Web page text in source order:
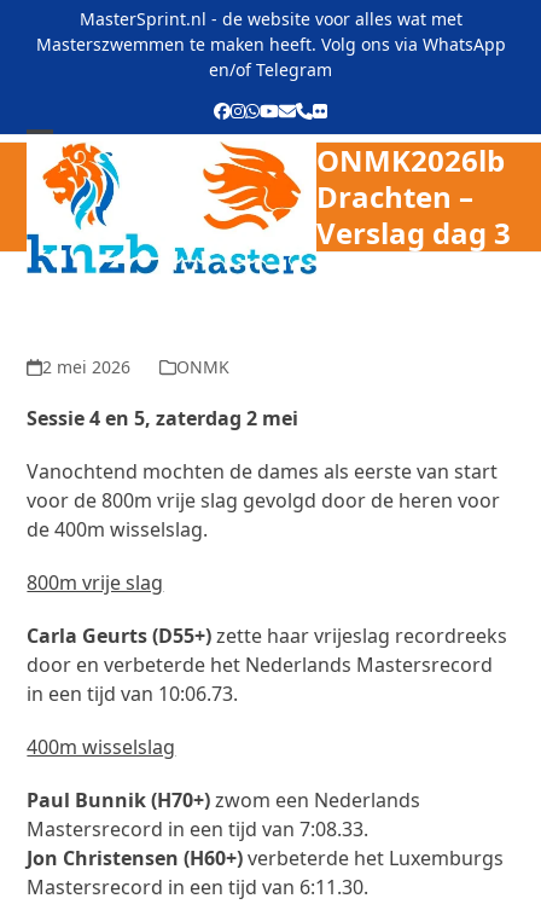
MasterSprint.nl - de website voor alles wat met
Masterszwemmen te maken heeft. Volg ons via WhatsApp
en/ofTelegram
Facebook
Instagram
Whatsapp
YouTube
E-
mail
Phone
Flickr
Open
mobile
menu
Close
mobile
menu
ONMK2026lb
Drachten –
Verslag dag 3
2 mei 2026 ONMK
Sessie 4 en 5, zaterdag 2 mei
Vanochtend mochten de dames als eerste van start
voor de 800m vrije slag gevolgd door de heren voor
de 400m wisselslag.
800m vrije slag
Carla Geurts (D55+)zette haar vrijeslag recordreeks
door en verbeterde het Nederlands Mastersrecord
in een tijd van 10:06.73.
400m wisselslag
Paul Bunnik (H70+)zwom een Nederlands
Mastersrecord in een tijd van 7:08.33.
Jon Christensen (H60+)verbeterde het Luxemburgs
Mastersrecord in een tijd van 6:11.30.